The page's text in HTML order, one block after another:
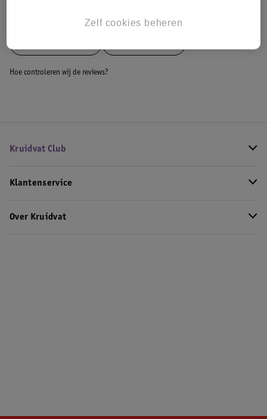
Hoe controleren wij de reviews?
Kruidvat Club
Klantenservice
Over Kruidvat
Zelf cookies beheren